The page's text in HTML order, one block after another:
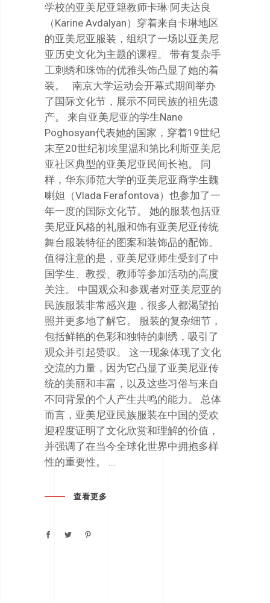
学校的亚美尼亚籍教师卡琳·阿夫达良
（Karine Avdalyan）穿着来自卡琳地区
的亚美尼亚服装，组织了一场以亚美尼
亚历史文化为主题的课程。 带有复杂手
工刺绣和珠饰的优雅头饰凸显了她的着
装。 南京大学运动会开幕式期间举办
了国际文化节，展示不同民族的祖先遗
产。 来自亚美尼亚的学生Nane
Poghosyan代表她的国家，穿着19世纪
末至20世纪初埃里温和第比利斯亚美尼
亚社区典型的亚美尼亚民间长袍。 同
样，华东师范大学的亚美尼亚裔学生魏
喇妲（Vlada Ferafontova）也参加了一
年一度的国际文化节。 她的服装包括亚
美尼亚风格的礼服和饰有亚美尼亚传统
舞台服装特征的图案和装饰品的配饰。
值得注意的是，亚美尼亚师生受到了中
国学生、教授、教师等参加活动的高度
关注。 中国观众和参观者对亚美尼亚的
民族服装非常感兴趣，很多人都渴望拍
照并更多地了解它。 服装的复杂细节，
包括鲜艳的色彩和独特的刺绣，吸引了
观众并引起赞叹。 这一现象体现了文化
交流的力量，因为它凸显了亚美尼亚传
统的美丽和丰富，以及这些习俗与来自
不同背景的个人产生共鸣的能力。 总体
而言，亚美尼亚民族服装在中国的受欢
迎程度证明了文化欣赏和理解的价值，
并强调了在当今全球化世界中拥抱多样
性的重要性。
查看更多